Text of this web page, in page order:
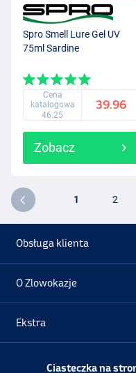
Spro Smell Lure Gel UV
75ml Sardine
Cena
katalogowa
46.25
39.96
Zobacz
1 2
Obsługa klienta
O Zlowokazje
Ekstra
PromocjeCiasteczka na